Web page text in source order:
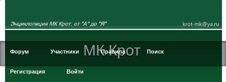
МК Крот
Форум Участники Правила Поиск
Регистрация Войти